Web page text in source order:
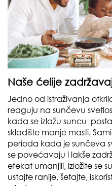
Naše ćelije
Jedno od istraživanja
reaguju na sunčevu
kada se izlažu suncu
skladište manje masti.
perioda kada je sunčeva
se povećavaju i lakše
efekat umanjili, izložite se
ustajte ranije, šetajte,